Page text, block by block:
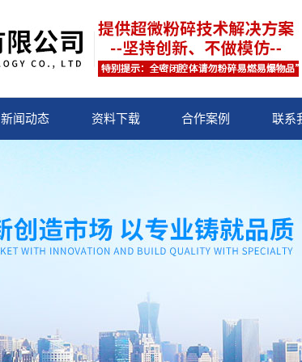
新闻动态 资料下载 合作案例 联系